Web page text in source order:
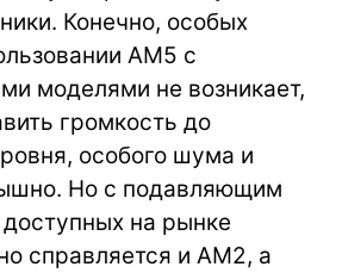
Конечно, особых
AM5 с
моделями не возникает,
громкость до
особого шума и
Но с подавляющим
на рынке
справляется и AM2, а